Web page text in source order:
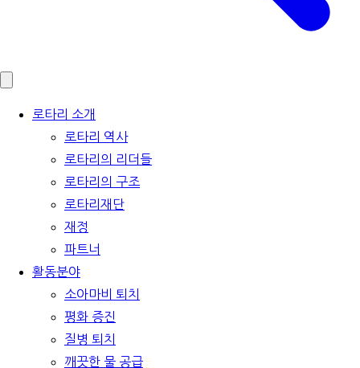
로타리 소개
로타리 역사
로타리의 리더들
로타리의 구조
로타리재단
재정
파트너
활동분야
소아마비 퇴치
평화 증진
질병 퇴치
깨끗한 물 공급